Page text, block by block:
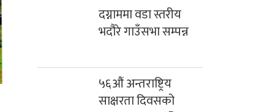
दग्नाममा वडा स्तरीय
भदौरे गाउँसभा सम्पन्न
५६औं अन्तराष्ट्रिय
साक्षरता दिवसको